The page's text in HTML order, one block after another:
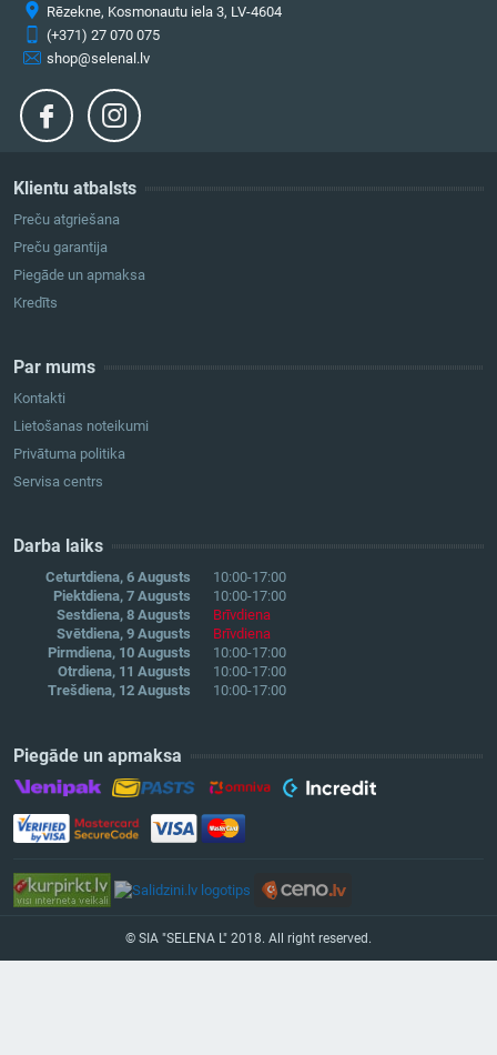
Klientu atbalsts
Preču atgriešana
Preču garantija
Piegāde un apmaksa
Kredīts
Par mums
Kontakti
Lietošanas noteikumi
Privātuma politika
Servisa centrs
Darba laiks
Ceturtdiena, 6 Augusts
10:00-17:00
Piektdiena, 7 Augusts
10:00-17:00
Sestdiena, 8 Augusts
Brīvdiena
Svētdiena, 9 Augusts
Brīvdiena
Pirmdiena, 10 Augusts
10:00-17:00
Otrdiena, 11 Augusts
10:00-17:00
Trešdiena, 12 Augusts
10:00-17:00
Piegāde un apmaksa
© SIA "SELENA L" 2018. All right reserved.
Rēzekne, Kosmonautu iela 3, LV-4604
(+371) 27 070 075
shop@selenal.lv